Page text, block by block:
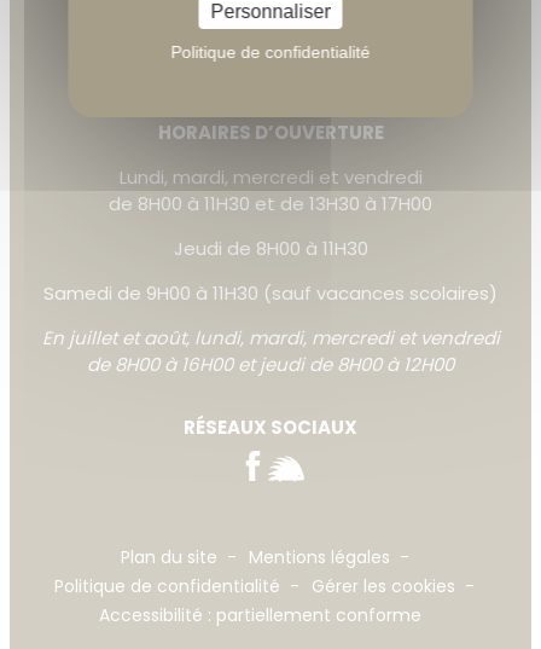
04 43 08 80 13
HORAIRES D’OUVERTURE
Lundi, mardi, mercredi et vendredi
de 8H00 à 11H30 et de 13H30 à 17H00
Jeudi de 8H00 à 11H30
Samedi de 9H00 à 11H30 (sauf vacances scolaires)
En juillet et août, lundi, mardi, mercredi et vendredi
de 8H00 à 16H00 et jeudi de 8H00 à 12H00
RÉSEAUX SOCIAUX
Plan du site
Mentions légales
Politique de confidentialité
Gérer les cookies
Accessibilité : partiellement conforme
Augmenter la taille du
Augmenter
Diminuer l'espacement
Augmenter la hauteur
Grand curseur
Guide de lecture
Personnaliser
Politique de confidentialité